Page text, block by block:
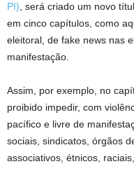
PI) , será criado um novo
em cinco capítulos, como
eleitoral, de fake news nas
manifestação.
Assim, por exemplo, no
proibido impedir, com
pacífico e livre de
sociais, sindicatos, órgãos
associativos, étnicos,